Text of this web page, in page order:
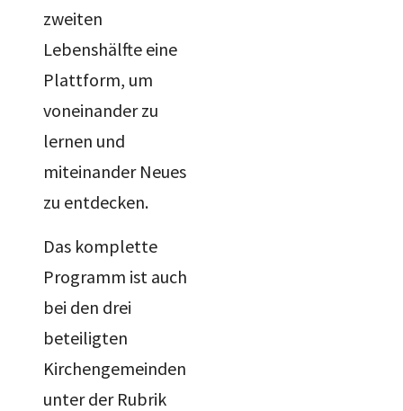
zweiten
Lebenshälfte eine
Plattform, um
voneinander zu
lernen und
miteinander Neues
zu entdecken.
Das komplette
Programm ist auch
bei den drei
beteiligten
Kirchengemeinden
unter der Rubrik